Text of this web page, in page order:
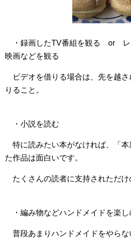
・録画したTV番組を観る or レ
映画などを観る
ビデオを借りる場合は、先を越さ
りること。
・小説を読む
特に読みたい本がなければ、「本
た作品は面白いです。
たくさんの読者に支持されただけ
・編み物などハンドメイドを楽し
普段あまりハンドメイドをやらな